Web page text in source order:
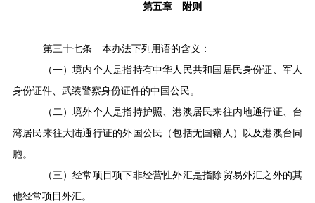
第五章 附则
第三十七条
本办法下列用语的含义：
（一）境内个人是指持有中华人民共和国居民身份证、军人
身份证件、武装警察身份证件的中国公民。
（二）境外个人是指持护照、港澳居民来往内地通行证、台
湾居民来往大陆通行证的外国公民（包括无国籍人）以及港澳台同
胞。
（三）经常项目项下非经营性外汇是指除贸易外汇之外的其
他经常项目外汇。